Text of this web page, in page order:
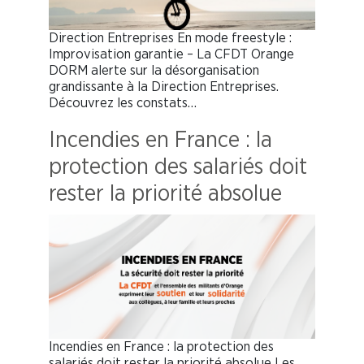
Direction Entreprises En mode freestyle :
Improvisation garantie – La CFDT Orange
DORM alerte sur la désorganisation
grandissante à la Direction Entreprises.
Découvrez les constats…
Incendies en France : la
protection des salariés doit
rester la priorité absolue
Incendies en France : la protection des